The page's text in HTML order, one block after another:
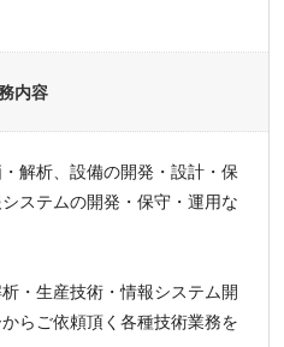
内容
解析、設備の開発・設計・保
ステムの開発・保守・運用な
・生産技術・情報システム開
らご依頼頂く各種技術業務を